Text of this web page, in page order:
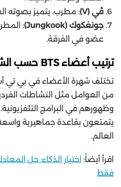
ڤي (V)
: مطرب، يتميز بصوته
جونغكوك (Jungkook)
:
عضو في الفرقة.
ترتيب أعضاء BTS حسب الشهرة
من العوامل مثل النشاطات
وظهورهم في البرامج
يتمتعون بقاعدة جماهيرية
العالم.
اقرأ أيضاً: اختبار الذكاء: حل
فقط